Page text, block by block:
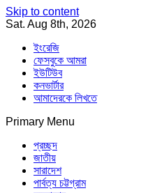
Skip to content
Sat. Aug 8th, 2026
ইংরেজি
ফেসবুকে আমরা
ইউটিউব
কনভার্টার
আমাদেরকে লিখতে
Primary Menu
Southeast Asia Journal
প্রচ্ছদ
জাতীয়
সারাদেশ
পার্বত্য চট্টগ্রাম